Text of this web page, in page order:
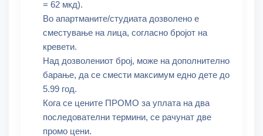
= 62 мкд).
Во апартманите/студиата дозволено е
сместување на лица, согласно бројот на
кревети.
Над дозволениот број, може на дополнително
барање, да се смести максимум едно дете до
5.99 год.
Кога се цените ПРОМО за уплата на два
последователни термини, се рачунат две
промо цени.